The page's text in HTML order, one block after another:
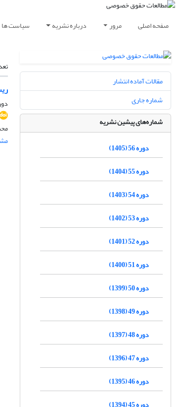
صفحه اصلی مرور درباره نشریه سیاست ها
دوره 49، شماره
مقالات آماده انتشار
شماره جاری
شماره‌های پیشین نشریه
دوره 56 (1405)
دوره 55 (1404)
دوره 54 (1403)
دوره 53 (1402)
دوره 52 (1401)
دوره 51 (1400)
دوره 50 (1399)
دوره 49 (1398)
دوره 48 (1397)
دوره 47 (1396)
دوره 46 (1395)